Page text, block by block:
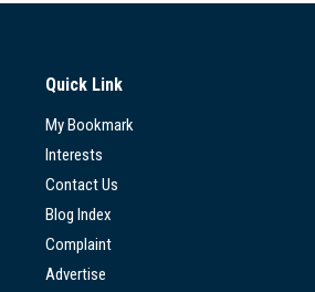
Quick Link
My Bookmark
Interests
Contact Us
Blog Index
Complaint
Advertise